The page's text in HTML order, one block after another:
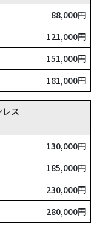
88,000円
121,000円
151,000円
181,000円
ス
130,000円
185,000円
230,000円
280,000円